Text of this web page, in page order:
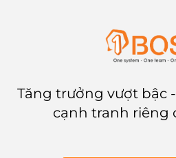
Tăng trưởng vượt bậc
cạnh tranh riêng